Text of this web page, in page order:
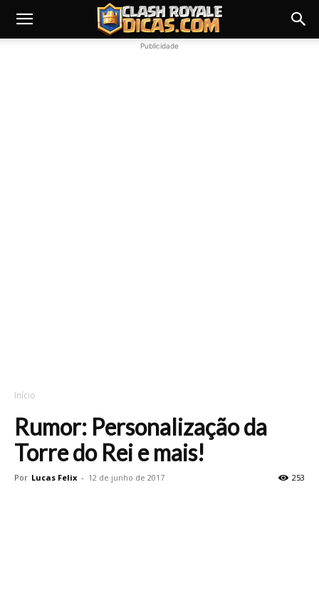
Publicidade
Início
Rumor: Personalização da
Torre do Rei e mais!
Por Lucas Felix - 12 de junho de 2017 253